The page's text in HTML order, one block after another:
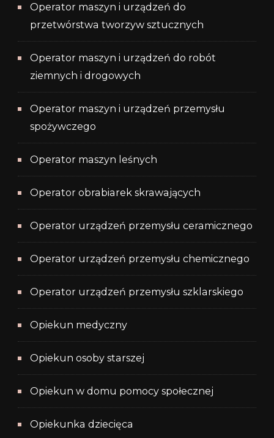
Operator maszyn i urządzeń do
przetwórstwa tworzyw sztucznych
Operator maszyn i urządzeń do robót
ziemnych i drogowych
Operator maszyn i urządzeń przemysłu
spożywczego
Operator maszyn leśnych
Operator obrabiarek skrawających
Operator urządzeń przemysłu ceramicznego
Operator urządzeń przemysłu chemicznego
Operator urządzeń przemysłu szklarskiego
Opiekun medyczny
Opiekun osoby starszej
Opiekun w domu pomocy społecznej
Opiekunka dziecięca